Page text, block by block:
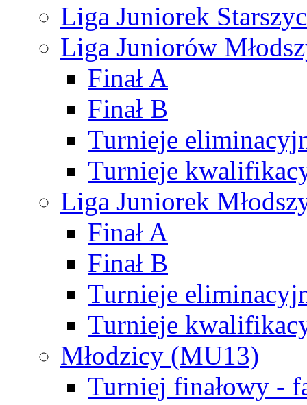
Liga Juniorek
Liga Juniorów
Finał A
Finał B
Turnieje
Turnieje
Liga Juniorek
Finał A
Finał B
Turnieje
Turnieje
Młodzicy (MU13)
Turniej finałowy -